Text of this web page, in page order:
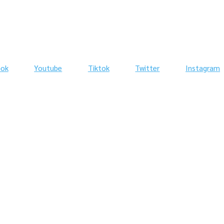
Youtube Tiktok Twitter Instagram